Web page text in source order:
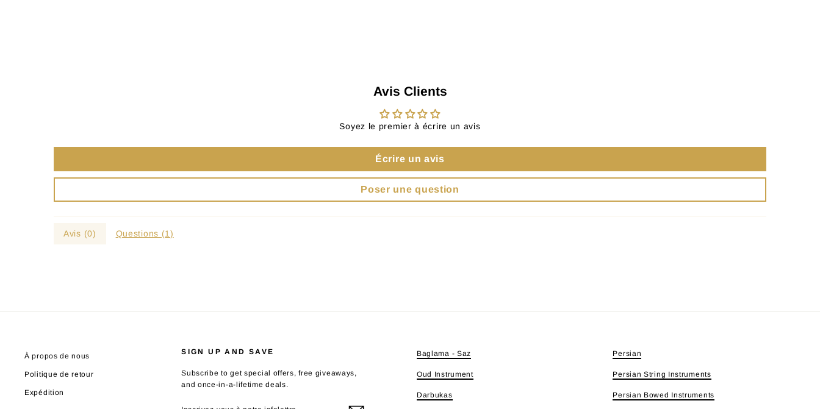
Avis Clients
Soyez le premier à écrire un avis
Écrire un avis
Poser une question
Avis (0) Questions (1)
À propos de nous
Politique de retour
Expédition
SIGN UP AND SAVE
Subscribe to get special offers, free giveaways,
and once-in-a-lifetime deals.
INSCRIVEZ-
S'INSCRIRE
Baglama - Saz
Oud Instrument
Darbukas
Persian
Persian String Instruments
Persian Bowed Instruments